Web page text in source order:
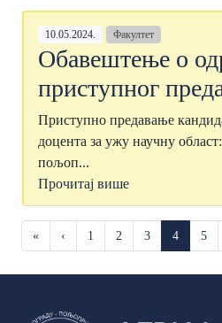
10.05.2024. Факултет
Обавештење о
приступног
Приступно предавање
доцента за ужу научну
пољоп...
Прочитај више
« ‹ 1 2 3 4 5